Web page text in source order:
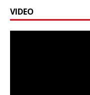
VIDEO